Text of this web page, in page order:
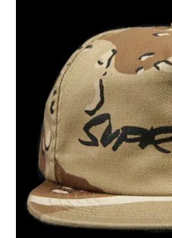
Supreme シュプ
リーム 20FW
Futura Logo
5Panel Cap フュ
ーチュラロゴ5パ
ネルキャップ チョ
コレートチップカ
¥15,980 (税込)